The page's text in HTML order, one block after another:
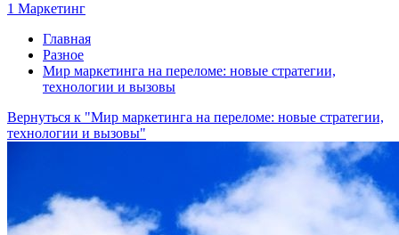
1 Маркетинг
Главная
Разное
Мир маркетинга на переломе: новые стратегии,
технологии и вызовы
Вернуться к "Мир маркетинга на переломе: новые стратегии,
технологии и вызовы"